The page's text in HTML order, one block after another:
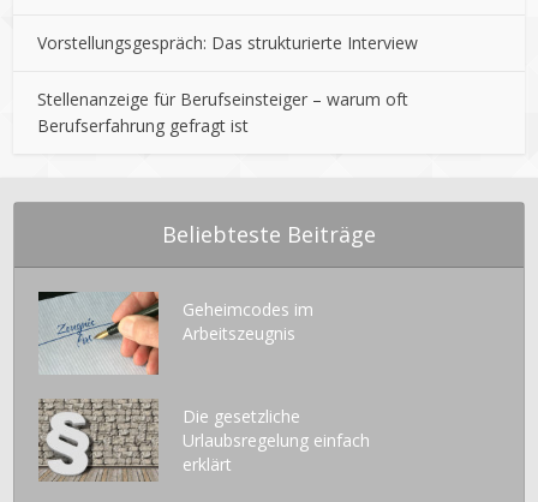
Vorstellungsgespräch: Das strukturierte Interview
Stellenanzeige für Berufseinsteiger – warum oft
Berufserfahrung gefragt ist
Beliebteste Beiträge
Geheimcodes im
Arbeitszeugnis
Die gesetzliche
Urlaubsregelung einfach
erklärt